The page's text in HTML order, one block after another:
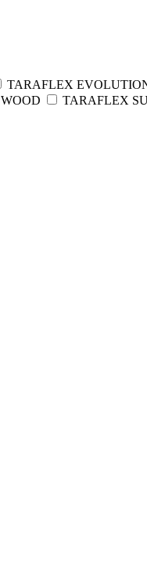
TARAFLEX
TARAFLEX